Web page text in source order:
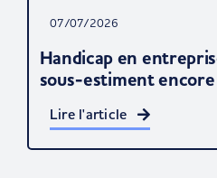
07/07/2026
Handicap en
sous-estiment
Lire l'article